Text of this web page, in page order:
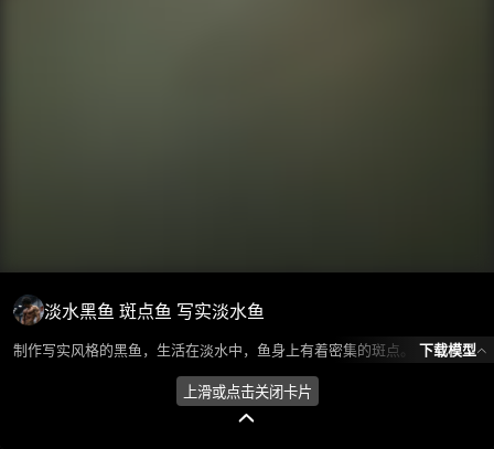
淡水黑鱼 斑点鱼 写实淡水鱼
制作写实风格的黑鱼，生活在淡水中，鱼身上有着密集的斑点。 模型所属分类为“动物/怪物-鱼类”，模型风格为写实，模型ID为103396，本模型由设计师 爱喝可乐 在2024-10-24 10:15:01上传，含.fbx，.gltf，.3ds(3D Studio)相关源文件下载格式，点数为19797，面数为6672，材质数为1，贴图数为1，CG美术之家持续为您更新与数字孪生、影视动画和游戏VR等相关优质资源。
下载模型
上滑或点击关闭卡片